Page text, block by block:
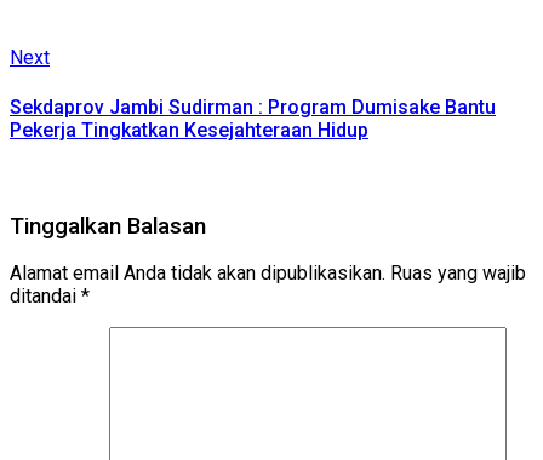
NextNext
Sekdaprov Jambi Sudirman : Program Dumisake Bantu
Pekerja Tingkatkan Kesejahteraan Hidup
Tinggalkan Balasan
Alamat email Anda tidak akan dipublikasikan. Ruas yang wajib
ditandai *